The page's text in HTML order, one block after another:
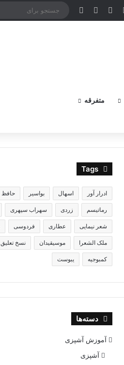
فیس بوک یوتیوب اینستاگرام
متفرقه
Tags
ادرار آور اسهال بواسیر حافظ
رماتیسم زردی سهراب سپهری
شعر نیمایی عطاری فردوسی
ملک الشعرا موسیقیدان نسخ تعلیق
کمبوجیه یبوست
دسته‌ها
آموزش آشپزی
آشپزی